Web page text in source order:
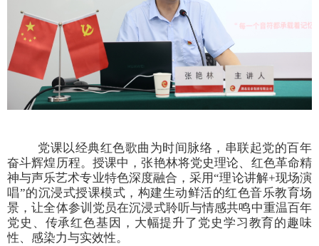
党课以经典红色歌曲为时间脉络，串联起党的百年
奋斗辉煌历程。授课中，张艳林将党史理论、红色革命精
神与声乐艺术专业特色深度融合，采用“理论讲解+现场演
唱”的沉浸式授课模式，构建生动鲜活的红色音乐教育场
景，让全体参训党员在沉浸式聆听与情感共鸣中重温百年
党史、传承红色基因，大幅提升了党史学习教育的趣味
性、感染力与实效性。